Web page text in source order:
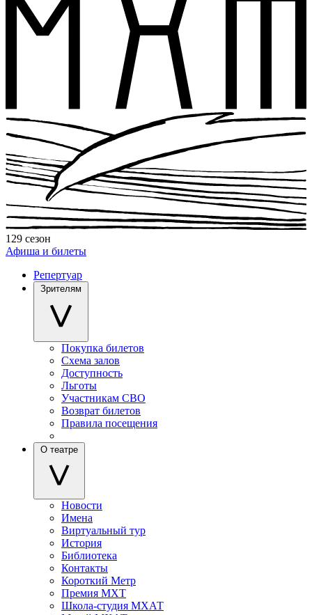
129 сезон
Афиша и билеты
Репертуар
Зрителям
Покупка билетов
Схема залов
Доступность
Льготы
Участникам СВО
Возврат билетов
Правила посещения
О театре
Новости
Имена
Виртуальный тур
История
Библиотека
Контакты
Короткий Метр
Премия МХТ
Школа-студия МХАТ